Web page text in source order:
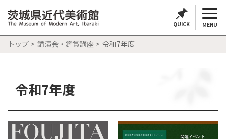
QUICK MENU
トップ > 講演会・鑑賞講座 > 令和7年度
令和7年度